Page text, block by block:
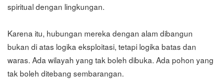
spiritual dengan lingkungan.
Karena itu, hubungan mereka dengan alam dibangun
bukan di atas logika eksploitasi, tetapi logika batas dan
waras. Ada wilayah yang tak boleh dibuka. Ada pohon yang
tak boleh ditebang sembarangan.